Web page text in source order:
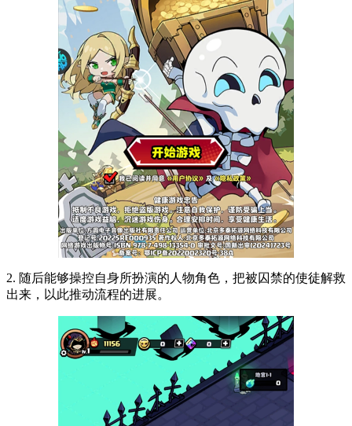
2. 随后能够操控自身所扮演的人物角色，把被囚禁的使徒解救
出来，以此推动流程的进展。